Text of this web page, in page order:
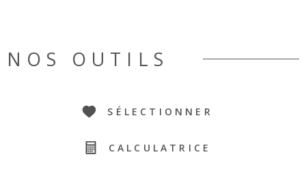
NOS OUTILS
SÉLECTIONNER
CALCULATRICE